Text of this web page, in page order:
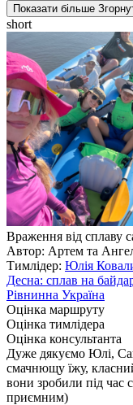
Показати більше
short
Враження від сплаву
Автор: Артем та
Тимлідер: Юлія
Десна: сплав на
Рівнинна Україна
Оцінка маршруту
Оцінка тимлідера
Оцінка консультанта
Дуже дякуємо Юлі,
смачнющу їжу,
вони зробили під час
приємним)